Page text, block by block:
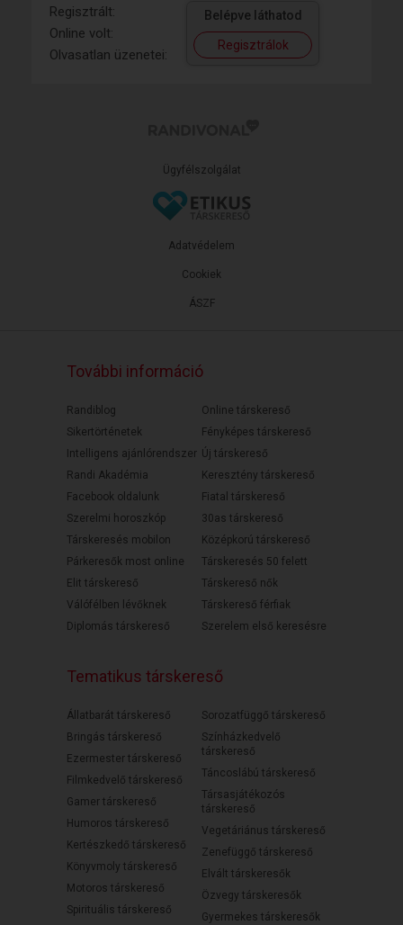
Regisztrált:
Online volt:
Olvasatlan üzenetei:
Belépve láthatod
Regisztrálok
Ügyfélszolgálat
ÁSZF
Adatvédelem
Cookiek
További információ
Randiblog
Sikertörténetek
Intelligens ajánlórendszer
Randi Akadémia
Facebook oldalunk
Szerelmi horoszkóp
Társkeresés mobilon
Párkeresők most online
Elit társkereső
Válófélben lévőknek
Diplomás társkereső
Online társkereső
Fényképes társkereső
Új társkereső
Keresztény társkereső
Fiatal társkereső
30as társkereső
Középkorú társkereső
Társkeresés 50 felett
Társkereső nők
Társkereső férfiak
Szerelem első keresésre
Tematikus társkereső
Állatbarát társkereső
Bringás társkereső
Ezermester társkereső
Filmkedvelő társkereső
Gamer társkereső
Humoros társkereső
Kertészkedő társkereső
Könyvmoly társkereső
Motoros társkereső
Spirituális társkereső
Sorozatfüggő társkereső
Színházkedvelő
társkereső
Táncoslábú társkereső
Társasjátékozós
társkereső
Vegetáriánus társkereső
Zenefüggő társkereső
Elvált társkeresők
Özvegy társkeresők
Gyermekes társkeresők